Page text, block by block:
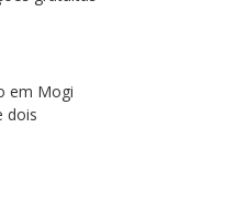
em Mogi
dois